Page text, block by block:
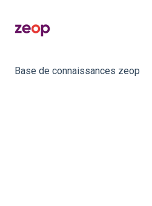
Équipement
Base de connaissances zeop